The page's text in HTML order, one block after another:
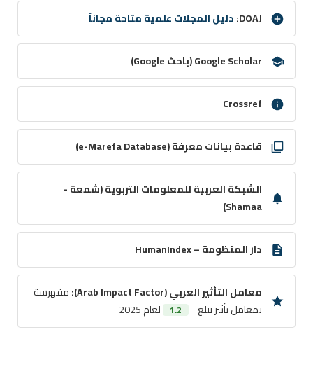
DOAJ: دليل المجلات علمية متاحة مجاناً
Google Scholar (باحث Google)
Crossref
قاعدة بيانات معرفة (e-Marefa Database)
الشبكة العربية للمعلومات التربوية (شمعة -
Shamaa)
دار المنظومة – HumanIndex
معامل التأثير العربي (Arab Impact Factor):
مفهرسة
بمعامل تأثير يبلغ
1.2 لعام 2025